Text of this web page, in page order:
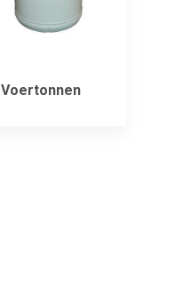
Voertonnen